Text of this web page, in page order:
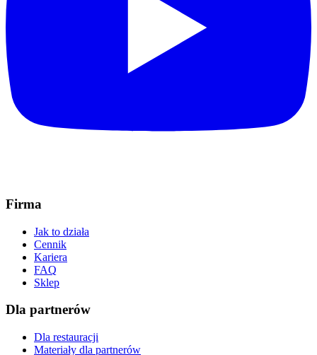
Firma
Jak to działa
Cennik
Kariera
FAQ
Sklep
Dla partnerów
Dla restauracji
Materiały dla partnerów